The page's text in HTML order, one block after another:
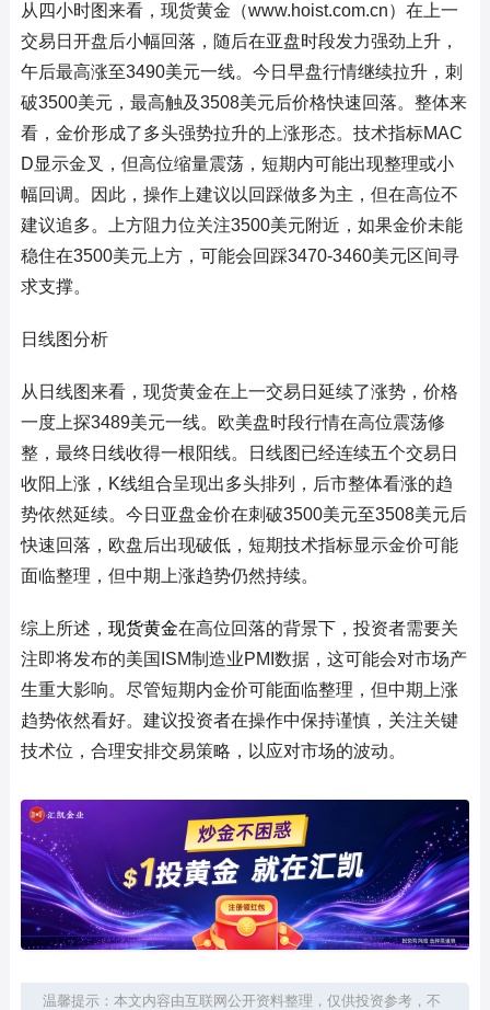
从四小时图来看，现货黄金（www.hoist.com.cn）在上一
交易日开盘后小幅回落，随后在亚盘时段发力强劲上升，
午后最高涨至3490美元一线。今日早盘行情继续拉升，刺
破3500美元，最高触及3508美元后价格快速回落。整体来
看，金价形成了多头强势拉升的上涨形态。技术指标MAC
D显示金叉，但高位缩量震荡，短期内可能出现整理或小
幅回调。因此，操作上建议以回踩做多为主，但在高位不
建议追多。上方阻力位关注3500美元附近，如果金价未能
稳住在3500美元上方，可能会回踩3470-3460美元区间寻
求支撑。
日线图分析
从日线图来看，现货黄金在上一交易日延续了涨势，价格
一度上探3489美元一线。欧美盘时段行情在高位震荡修
整，最终日线收得一根阳线。日线图已经连续五个交易日
收阳上涨，K线组合呈现出多头排列，后市整体看涨的趋
势依然延续。今日亚盘金价在刺破3500美元至3508美元后
快速回落，欧盘后出现破低，短期技术指标显示金价可能
面临整理，但中期上涨趋势仍然持续。
综上所述， 现货黄金在高位回落的背景下，投资者需要关
注即将发布的美国ISM制造业PMI数据，这可能会对市场产
生重大影响。尽管短期内金价可能面临整理，但中期上涨
趋势依然看好。建议投资者在操作中保持谨慎，关注关键
技术位，合理安排交易策略，以应对市场的波动。
温馨提示：本文内容由互联网公开资料整理，仅供投资参考，不